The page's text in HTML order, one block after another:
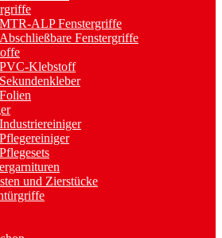
MTR-ALP Fenstergriffe
Abschließbare Fenstergriffe
PVC-Klebstoff
Sekundenkleber
Folien
Industriereiniger
Pflegereiniger
Pflegesets
und Zierstücke